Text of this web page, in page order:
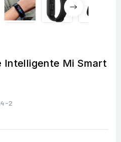
Mi Smart
2